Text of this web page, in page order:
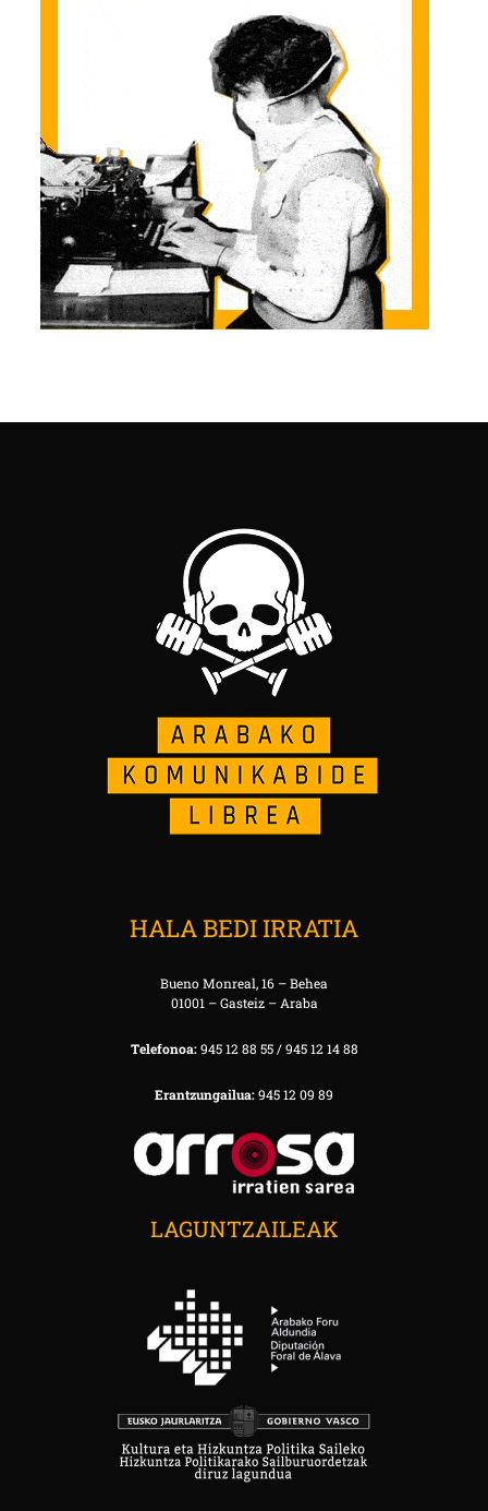
HALA BEDI IRRATIA
Bueno Monreal, 16 – Behea
01001 – Gasteiz – Araba
Telefonoa:945 12 88 55 / 945 12 14 88
Erantzungailua:945 12 09 89
LAGUNTZAILEAK